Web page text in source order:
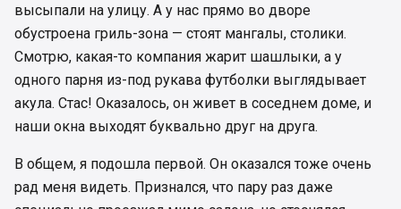
высыпали на улицу. А у нас прямо во дворе
обустроена гриль-зона — стоят мангалы, столики.
Смотрю, какая-то компания жарит шашлыки, а у
одного парня из-под рукава футболки выглядывает
акула. Стас! Оказалось, он живет в соседнем доме, и
наши окна выходят буквально друг на друга.
В общем, я подошла первой. Он оказался тоже очень
рад меня видеть. Признался, что пару раз даже